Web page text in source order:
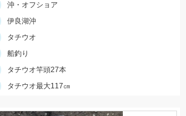
沖・オフショア
伊良湖沖
タチウオ
船釣り
タチウオ竿頭27本
タチウオ最大117㎝